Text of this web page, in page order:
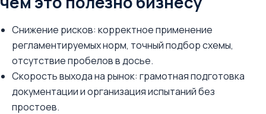
Снижение рисков: корректное применение
регламентируемых норм, точный подбор схемы,
отсутствие пробелов в досье.
Скорость выхода на рынок: грамотная подготовка
документации и организация испытаний без
простоев.